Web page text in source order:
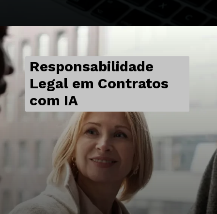
Responsabilidade
Legal em Contratos
com IA